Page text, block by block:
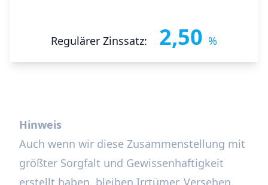
Regulärer Zinssatz: 2,50 %
Hinweis
Auch wenn wir diese Zusammenstellung mit
größter Sorgfalt und Gewissenhaftigkeit